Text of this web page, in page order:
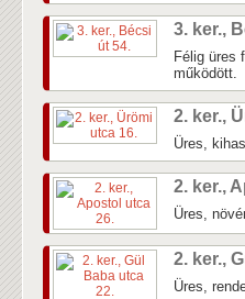
3. ker.,
Félig üres
működött.
2. ker.,
Üres,
2. ker.,
Üres,
2. ker.,
Üres,